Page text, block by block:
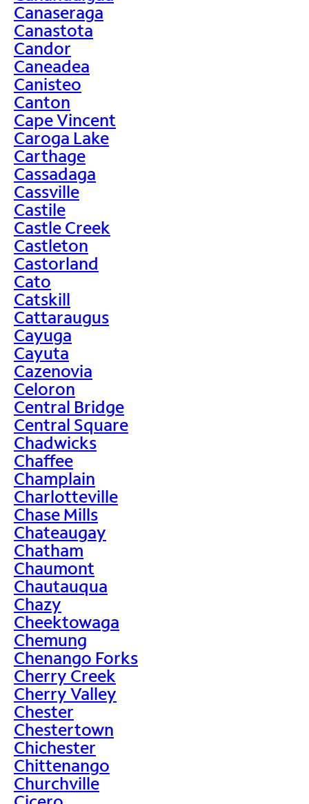
Canaseraga
Canastota
Candor
Caneadea
Canisteo
Canton
Cape Vincent
Caroga Lake
Carthage
Cassadaga
Cassville
Castile
Castle Creek
Castleton
Castorland
Cato
Catskill
Cattaraugus
Cayuga
Cayuta
Cazenovia
Celoron
Central Bridge
Central Square
Chadwicks
Chaffee
Champlain
Charlotteville
Chase Mills
Chateaugay
Chatham
Chaumont
Chautauqua
Chazy
Cheektowaga
Chemung
Chenango Forks
Cherry Creek
Cherry Valley
Chester
Chestertown
Chichester
Chittenango
Churchville